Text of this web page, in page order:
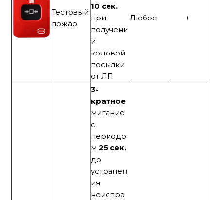
Тестовый
пожар
10 сек.
при
получени
и
кодовой
посылки
от ЛП
Любое +
3-
кратное
мигание
с
периодо
м 25 сек.
до
устранен
ия
неиспра